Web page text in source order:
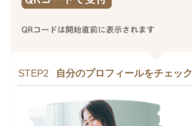
STEP2 自分のプロフィールをチェック